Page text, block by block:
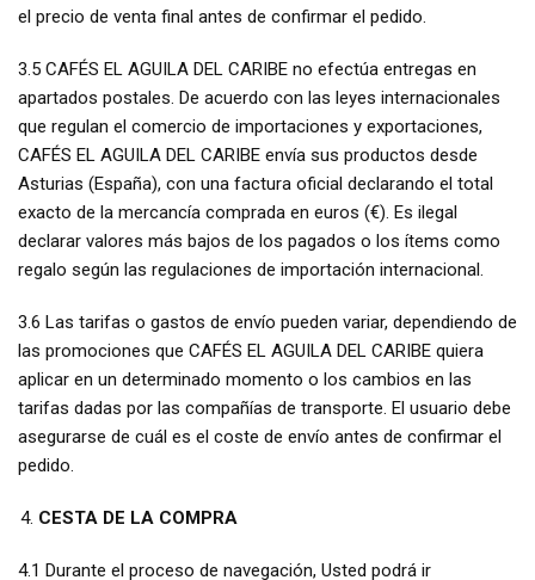
el precio de venta final antes de confirmar el pedido.
3.5 CAFÉS EL AGUILA DEL CARIBE no efectúa entregas en
apartados postales. De acuerdo con las leyes internacionales
que regulan el comercio de importaciones y exportaciones,
CAFÉS EL AGUILA DEL CARIBE envía sus productos desde
Asturias (España), con una factura oficial declarando el total
exacto de la mercancía comprada en euros (€). Es ilegal
declarar valores más bajos de los pagados o los ítems como
regalo según las regulaciones de importación internacional.
3.6 Las tarifas o gastos de envío pueden variar, dependiendo de
las promociones que CAFÉS EL AGUILA DEL CARIBE quiera
aplicar en un determinado momento o los cambios en las
tarifas dadas por las compañías de transporte. El usuario debe
asegurarse de cuál es el coste de envío antes de confirmar el
pedido.
CESTA DE LA COMPRA
4.1 Durante el proceso de navegación, Usted podrá ir